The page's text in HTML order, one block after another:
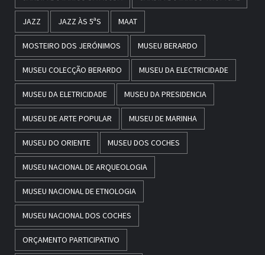
JAZZ JAZZ ÀS 5ªS MAAT
MOSTEIRO DOS JERÓNIMOS MUSEU BERARDO
MUSEU COLECÇÃO BERARDO MUSEU DA ELECTRICIDADE
MUSEU DA ELETRICIDADE MUSEU DA PRESIDENCIA
MUSEU DE ARTE POPULAR MUSEU DE MARINHA
MUSEU DO ORIENTE MUSEU DOS COCHES
MUSEU NACIONAL DE ARQUEOLOGIA
MUSEU NACIONAL DE ETNOLOGIA
MUSEU NACIONAL DOS COCHES
ORÇAMENTO PARTICIPATIVO